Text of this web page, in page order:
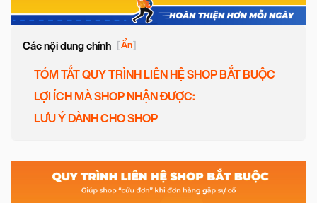
Các nội dung chính [Ẩn]
TÓM TẮT QUY TRÌNH LIÊN HỆ SHOP BẮT BUỘC
LỢI ÍCH MÀ SHOP NHẬN ĐƯỢC:
LƯU Ý DÀNH CHO SHOP